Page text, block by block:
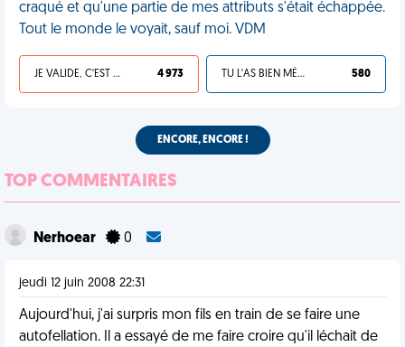
craqué et qu'une partie de mes attributs s'était échappée.
Tout le monde le voyait, sauf moi. VDM
JE VALIDE, C'EST UNE VDM 4 973 TU L'AS BIEN MÉRITÉ 580
ENCORE, ENCORE !
TOP COMMENTAIRES
Nerhoear 0
jeudi 12 juin 2008 22:31
Aujourd'hui, j'ai surpris mon fils en train de se faire une
autofellation. Il a essayé de me faire croire qu'il léchait de